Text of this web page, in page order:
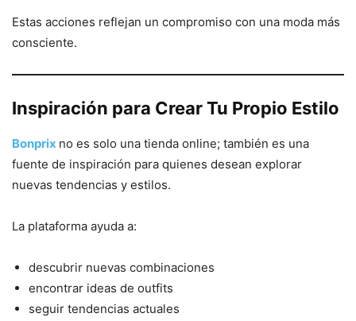
Estas acciones reflejan un compromiso con una moda más
consciente.
Inspiración para Crear Tu Propio Estilo
Bonprix no es solo una tienda online; también es una
fuente de inspiración para quienes desean explorar
nuevas tendencias y estilos.
La plataforma ayuda a:
descubrir nuevas combinaciones
encontrar ideas de outfits
seguir tendencias actuales